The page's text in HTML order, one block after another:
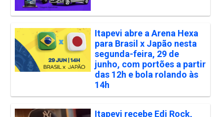
Itapevi abre a Arena Hexa
para Brasil x Japão nesta
segunda-feira, 29 de
junho, com portões a partir
das 12h e bola rolando às
14h
Itapevi recebe Edi Rock,